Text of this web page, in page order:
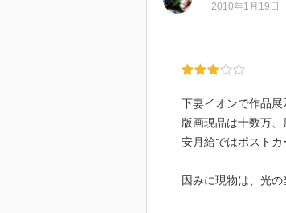
2010年1月19日
下妻イオンで作品展
版画現品は十数万、
安月給ではポストカ
因みに現物は、光